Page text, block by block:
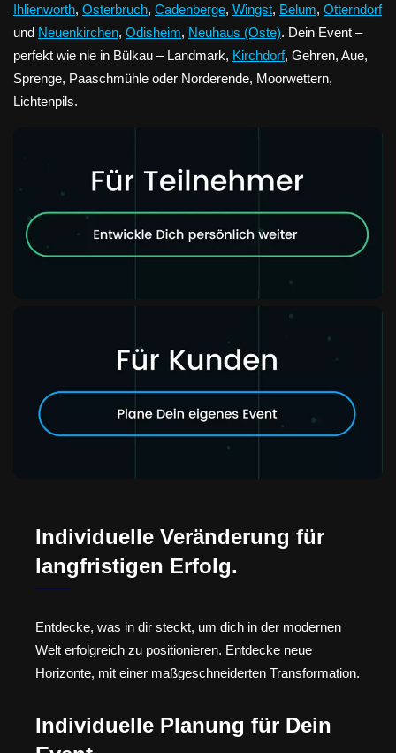
Ihlienworth, Osterbruch, Cadenberge, Wingst, Belum, Otterndorf
und Neuenkirchen, Odisheim, Neuhaus (Oste). Dein Event –
perfekt wie nie in Bülkau – Landmark, Kirchdorf, Gehren, Aue,
Sprenge, Paaschmühle oder Norderende, Moorwettern,
Lichtenpils.
Individuelle Veränderung für
langfristigen Erfolg.
Entdecke, was in dir steckt, um dich in der modernen
Welt erfolgreich zu positionieren. Entdecke neue
Horizonte, mit einer maßgeschneiderten Transformation.
Individuelle Planung für Dein